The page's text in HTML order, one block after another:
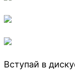
Вступай в